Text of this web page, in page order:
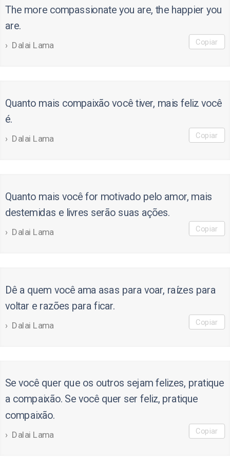
The more compassionate you are, the happier you
are.
Dalai Lama Copiar
Quanto mais compaixão você tiver, mais feliz você
é.
Dalai Lama Copiar
Quanto mais você for motivado pelo amor, mais
destemidas e livres serão suas ações.
Dalai Lama Copiar
Dê a quem você ama asas para voar, raízes para
voltar e razões para ficar.
Dalai Lama Copiar
Se você quer que os outros sejam felizes, pratique
a compaixão. Se você quer ser feliz, pratique
compaixão.
Dalai Lama Copiar